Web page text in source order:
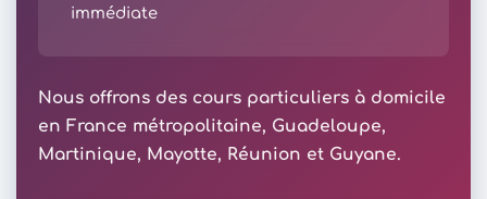
immédiate
Nous offrons des cours particuliers à domicile
en France métropolitaine, Guadeloupe,
Martinique, Mayotte, Réunion et Guyane.